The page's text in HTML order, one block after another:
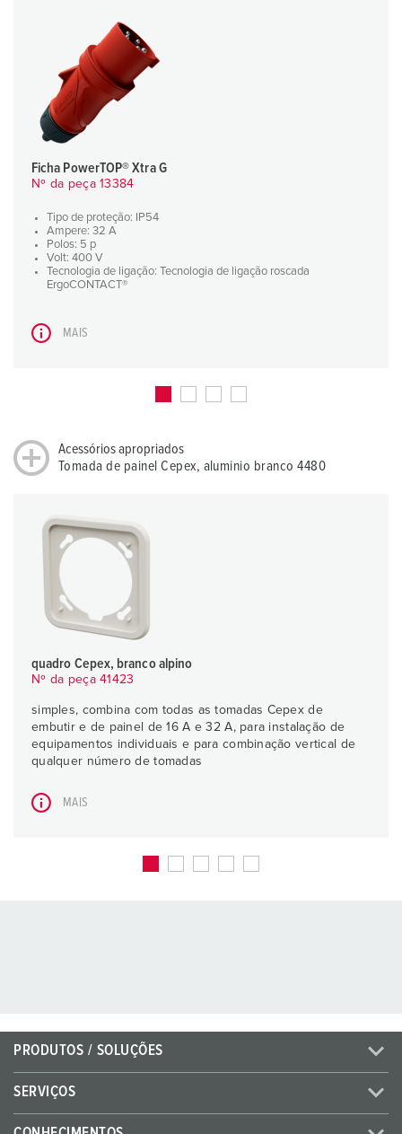
Ficha PowerTOP® Xtra G
Nº da peça 13384
Tipo de proteção: IP54
Ampere: 32 A
Polos: 5 p
Volt: 400 V
Tecnologia de ligação: Tecnologia de ligação roscada
ErgoCONTACT®
MAIS
Acessórios apropriados
Tomada de painel Cepex, aluminio branco 4480
quadro Cepex, branco alpino
Nº da peça 41423
simples, combina com todas as tomadas Cepex de
embutir e de painel de 16 A e 32 A, para instalação de
equipamentos individuais e para combinação vertical de
qualquer número de tomadas
MAIS
PRODUTOS / SOLUÇÕES
SERVIÇOS